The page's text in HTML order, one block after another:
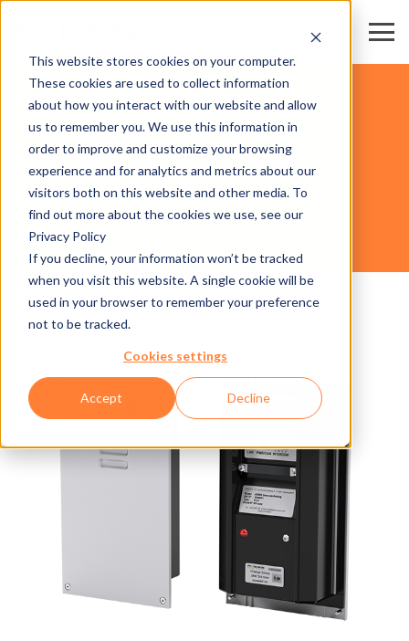
This website stores cookies on your computer.
These cookies are used to collect information
about how you interact with our website and allow
us to remember you. We use this information in
order to improve and customize your browsing
experience and for analytics and metrics about our
visitors both on this website and other media. To
find out more about the cookies we use, see our
Privacy Policy
If you decline, your information won’t be tracked
when you visit this website. A single cookie will be
used in your browser to remember your preference
not to be tracked.
Cookies settings
Accept Decline
INTERCOM DIGITAL MODUL
UNSERE HARDWARE
SKIREGIONEN & BERGBAHNEN